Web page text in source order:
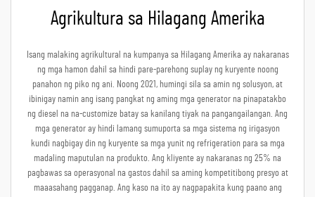
Agrikultura sa Hilagang Amerika
Isang malaking agrikultural na kumpanya sa Hilagang Amerika ay nakaranas
ng mga hamon dahil sa hindi pare-parehong suplay ng kuryente noong
panahon ng piko ng ani. Noong 2021, humingi sila sa amin ng solusyon, at
ibinigay namin ang isang pangkat ng aming mga generator na pinapatakbo
ng diesel na na-customize batay sa kanilang tiyak na pangangailangan. Ang
mga generator ay hindi lamang sumuporta sa mga sistema ng irigasyon
kundi nagbigay din ng kuryente sa mga yunit ng refrigeration para sa mga
madaling maputulan na produkto. Ang kliyente ay nakaranas ng 25% na
pagbawas sa operasyonal na gastos dahil sa aming kompetitibong presyo at
maaasahang pagganap. Ang kaso na ito ay nagpapakita kung paano ang